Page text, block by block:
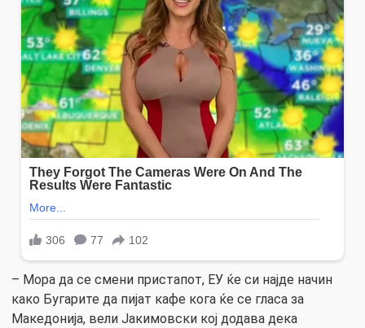
– Мора да се смени пристапот, ЕУ ќе си најде начин
како Бугарите да пијат кафе кога ќе се гласа за
Македонија, вели Јакимовски кој додава дека